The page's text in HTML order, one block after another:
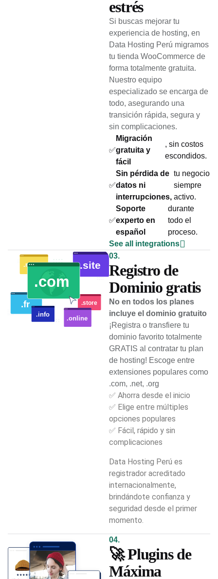
estrés
Si buscas mejorar tu
experiencia de hosting, en
Data Hosting Perú migramos
tu tienda WooCommerce de
forma totalmente gratuita.
Nuestro equipo
especializado se encarga de
todo, asegurando una
transición rápida, segura y
sin complicaciones.
✅
Migración
gratuita y
fácil
, sin costos
escondidos.
✅
Sin pérdida de
datos ni
interrupciones,
tu negocio
siempre
activo.
✅
Soporte
experto en
español
durante
todo el
proceso.
See all integrations
03.
Registro de
Dominio gratis
No en todos los planes
incluye el dominio gratuito
¡Registra o transfiere tu
dominio favorito totalmente
GRATIS al contratar tu plan
de hosting! Escoge entre
extensiones populares como
.com, .net, .org
✅ Ahorra desde el inicio
✅ Elige entre múltiples
opciones populares
✅ Fácil, rápido y sin
complicaciones
Data Hosting Perú es
registrador acreditado
internacionalmente,
brindándote confianza y
seguridad desde el primer
momento.
04.
🚀 Plugins de
Máxima